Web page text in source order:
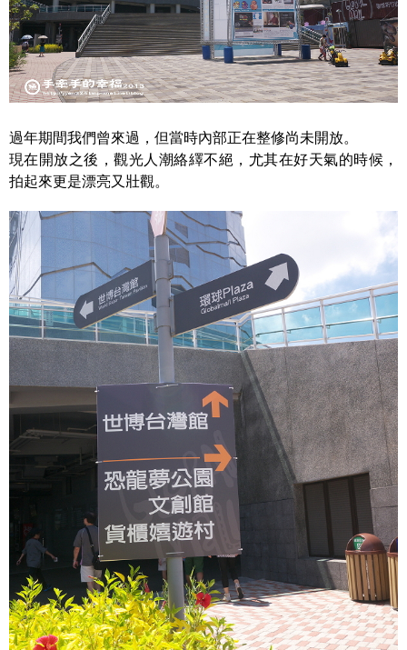
過年期間我們曾來過，但當時內部正在整修尚未開放。
現在開放之後，觀光人潮絡繹不絕，尤其在好天氣的時候，
拍起來更是漂亮又壯觀。